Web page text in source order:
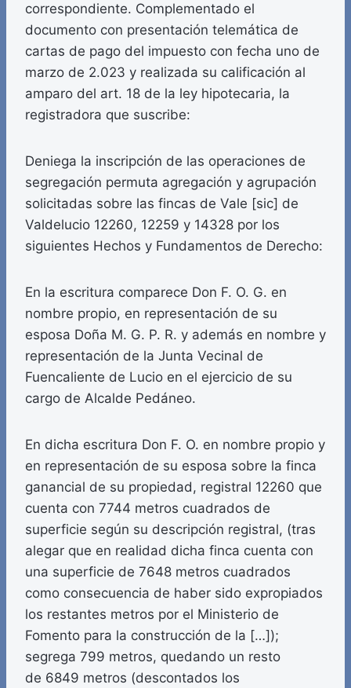
correspondiente. Complementado el
documento con presentación telemática de
cartas de pago del impuesto con fecha uno de
marzo de 2.023 y realizada su calificación al
amparo del art. 18 de la ley hipotecaria, la
registradora que suscribe:
Deniega la inscripción de las operaciones de
segregación permuta agregación y agrupación
solicitadas sobre las fincas de Vale [sic] de
Valdelucio 12260, 12259 y 14328 por los
siguientes Hechos y Fundamentos de Derecho:
En la escritura comparece Don F. O. G. en
nombre propio, en representación de su
esposa Doña M. G. P. R. y además en nombre y
representación de la Junta Vecinal de
Fuencaliente de Lucio en el ejercicio de su
cargo de Alcalde Pedáneo.
En dicha escritura Don F. O. en nombre propio y
en representación de su esposa sobre la finca
ganancial de su propiedad, registral 12260 que
cuenta con 7744 metros cuadrados de
superficie según su descripción registral, (tras
alegar que en realidad dicha finca cuenta con
una superficie de 7648 metros cuadrados
como consecuencia de haber sido expropiados
los restantes metros por el Ministerio de
Fomento para la construcción de la […]);
segrega 799 metros, quedando un resto
de 6849 metros (descontados los